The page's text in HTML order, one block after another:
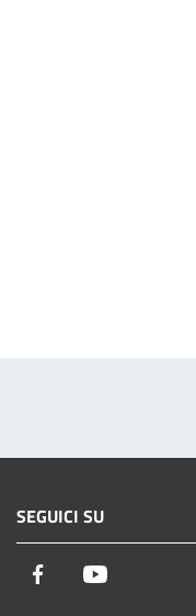
SEGUICI SU
Facebook